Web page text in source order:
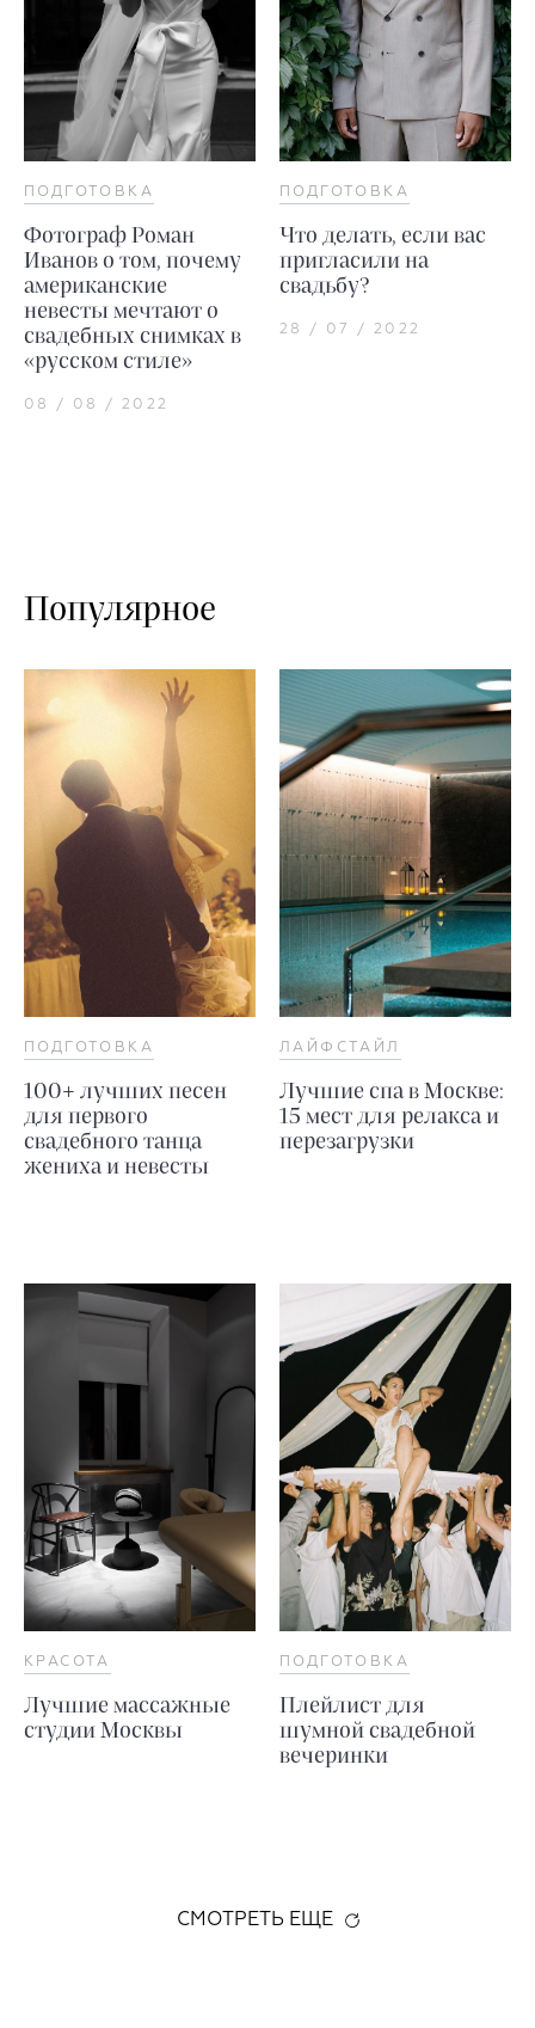
ПОДГОТОВКА
Фотограф Роман
Иванов о том, почему
американские
невесты мечтают о
свадебных снимках в
«русском стиле»
08 / 08 / 2022
ПОДГОТОВКА
Что делать, если вас
пригласили на
свадьбу?
28 / 07 / 2022
Популярное
ПОДГОТОВКА
100+ лучших песен
для первого
свадебного танца
жениха и невесты
ЛАЙФСТАЙЛ
Лучшие спа в Москве:
15 мест для релакса и
перезагрузки
КРАСОТА
Лучшие массажные
студии Москвы
ПОДГОТОВКА
Плейлист для
шумной свадебной
вечеринки
СМОТРЕТЬ ЕЩЕ